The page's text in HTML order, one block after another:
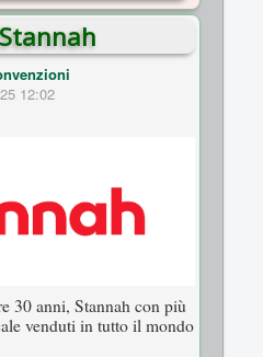
12:02
30 anni, Stannah con più
venduti in tutto il mondo